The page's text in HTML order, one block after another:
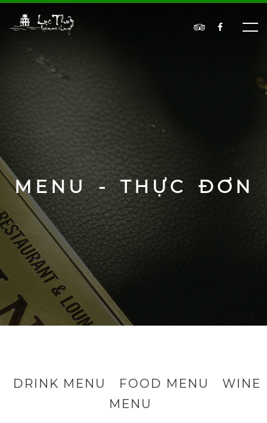
MENU - THỰC ĐƠN
DRINK MENU FOOD MENU
WINE
MENU